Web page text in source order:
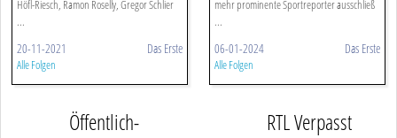
Höfl-Riesch, Ramon Roselly, Gregor Schlier
...
20-11-2021 Das Erste
Alle Folgen
mehr prominente Sportreporter ausschließ
...
06-01-2024 Das Erste
Alle Folgen
Öffentlich-
RTL Verpasst